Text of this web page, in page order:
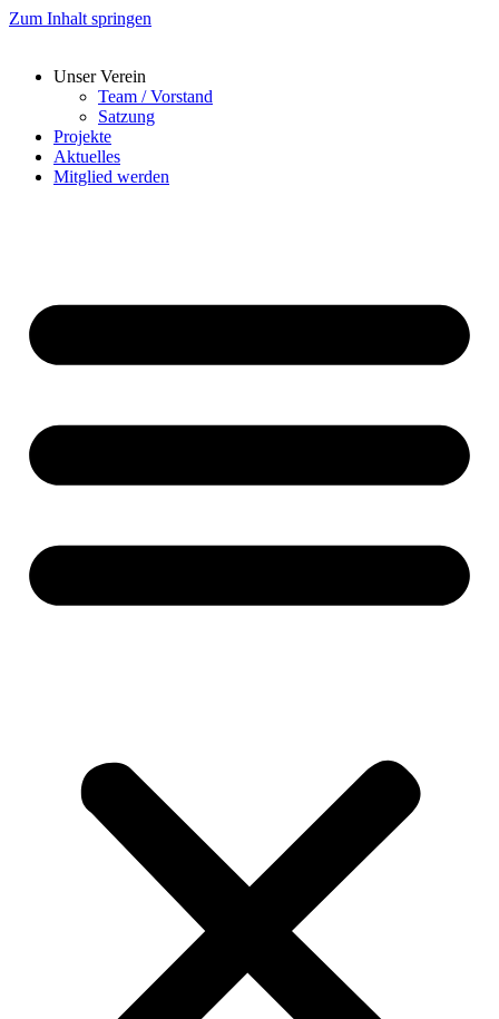
Zum Inhalt springen
Unser Verein
Team / Vorstand
Satzung
Projekte
Aktuelles
Mitglied werden